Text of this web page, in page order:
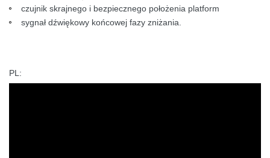
czujnik skrajnego i bezpiecznego położenia platform
sygnał dźwiękowy końcowej fazy zniżania.
PL: